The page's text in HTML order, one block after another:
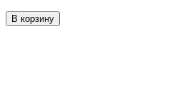
В корзину